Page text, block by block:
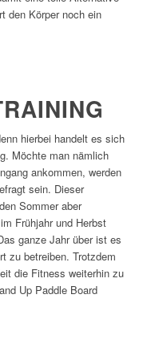
den Körper noch ein
hierbei handelt es sich
Möchte man nämlich
ankommen, werden
sein. Dieser
Sommer aber
Frühjahr und Herbst
ganze Jahr über ist es
zu betreiben. Trotzdem
die Fitness weiterhin zu
Up Paddle Board